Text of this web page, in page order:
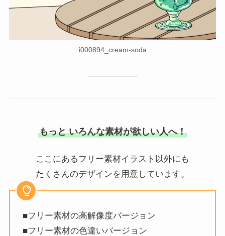
i000894_cream-soda
もっと いろんな素材が欲しい人へ！
ここにあるフリー素材イラスト以外にも
たくさんのデザインを用意しています。
■フリー素材の高解像度バージョン
■フリー素材の色違いバージョン